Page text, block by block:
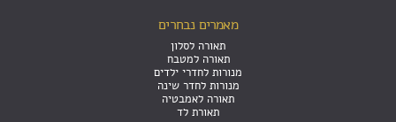
מאמרים נבחרים
תאורה לסלון
תאורה למטבח
מנורות לחדרי ילדים
מנורות לחדר שינה
תאורה לאמבטיה
תאורת לד